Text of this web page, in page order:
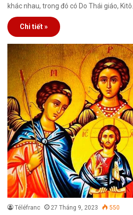
khác nhau, trong đó có Do Thái giáo, Kitô…
Chi tiết »
Téléfranc 27 Tháng 9, 2023 550